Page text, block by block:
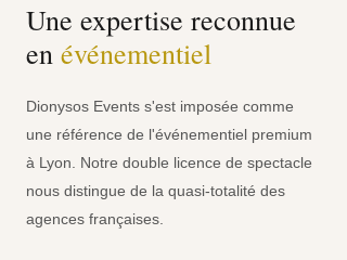
Une expertise reconnue
en événementiel
Dionysos Events s'est imposée comme
une référence de l'événementiel premium
à Lyon. Notre double licence de spectacle
nous distingue de la quasi-totalité des
agences françaises.